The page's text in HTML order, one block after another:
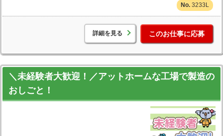
3233L
詳細を見る このお仕事に応募
＼未経験者大歓迎！／アットホームな工場で製造の
おしごと！